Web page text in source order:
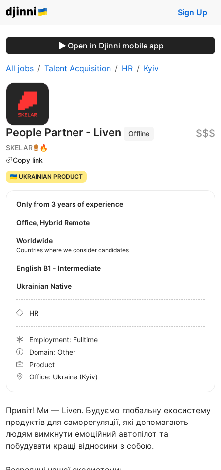
Sign Up
Open in Djinni mobile app
All jobs Talent Acquisition HR Kyiv
People Partner - Liven
Offline
SKELAR
🔥
Copy link
$$$
🇺🇦 UKRAINIAN PRODUCT
Привіт! Ми — Liven. Будуємо глобальну екосистему
продуктів для саморегуляції, які допомагають
людям вимкнути емоційний автопілот та
побудувати кращі відносини з собою.
Only from 3 years of experience
Office, Hybrid Remote
Worldwide
Countries where we consider candidates
English B1 - Intermediate
Ukrainian Native
HR
Employment: Fulltime
Domain: Other
Product
Office: Ukraine (Kyiv)